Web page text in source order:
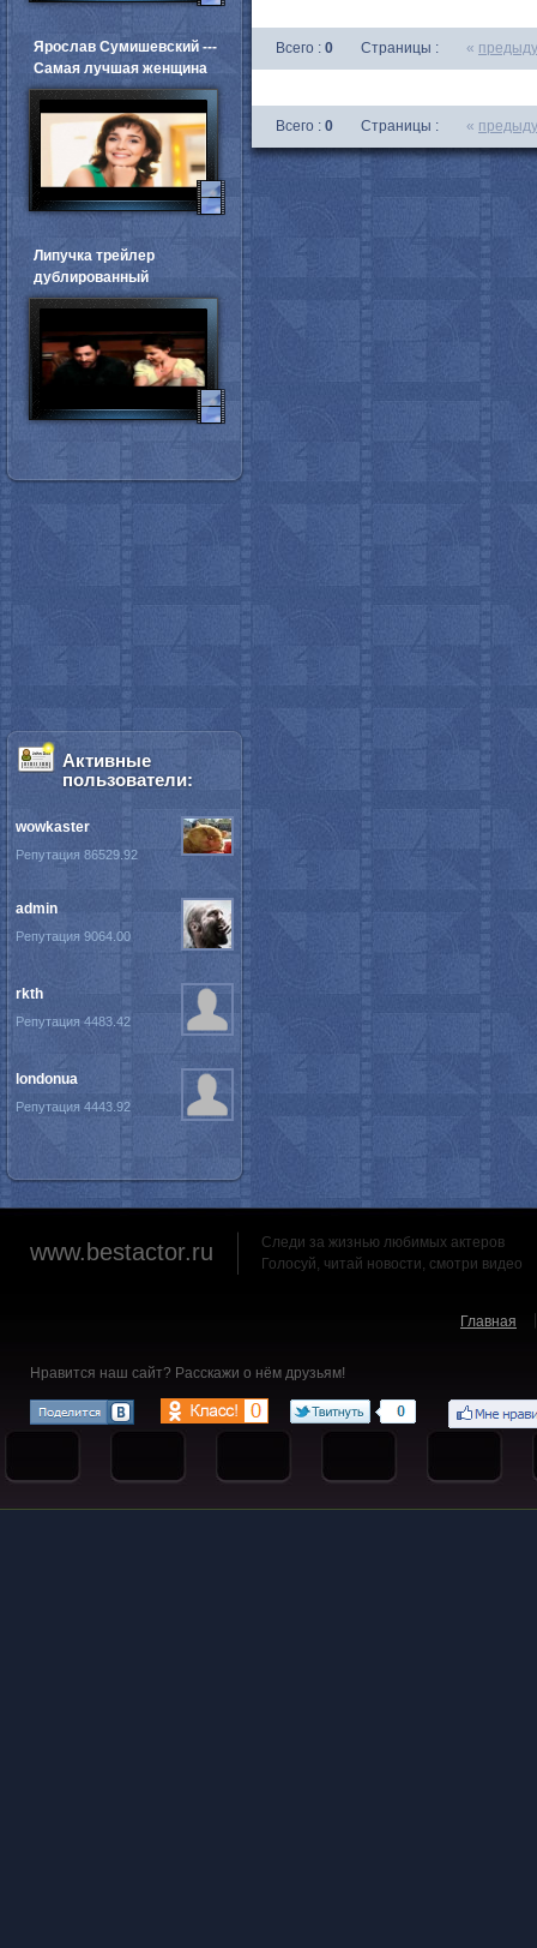
Всего : 0 Страницы : «
Всего : 0 Страницы : «
Ярослав Сумишевский ---
Самая лучшая женщина
Липучка трейлер
дублированный
Активные
пользователи:
wowkaster
Репутация 86529.92
admin
Репутация 9064.00
rkth
Репутация 4483.42
londonua
Репутация 4443.92
www.bestactor.ru
Следи за жизнью любимых актеров
Голосуй, читай новости, смотри видео
Главная
Нравится наш сайт? Расскажи о нём друзьям!